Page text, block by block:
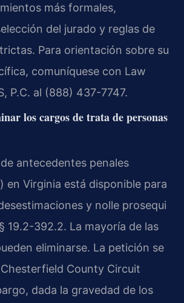
más formales,
del jurado y reglas de
Para orientación sobre su
comuníquese con Law
P.C. al (888) 437-7747.
los cargos de trata de personas
antecedentes penales
en Virginia está disponible para
y nolle prosequi
19.2-392.2. La mayoría de las
eliminarse. La petición se
County Circuit
dada la gravedad de los